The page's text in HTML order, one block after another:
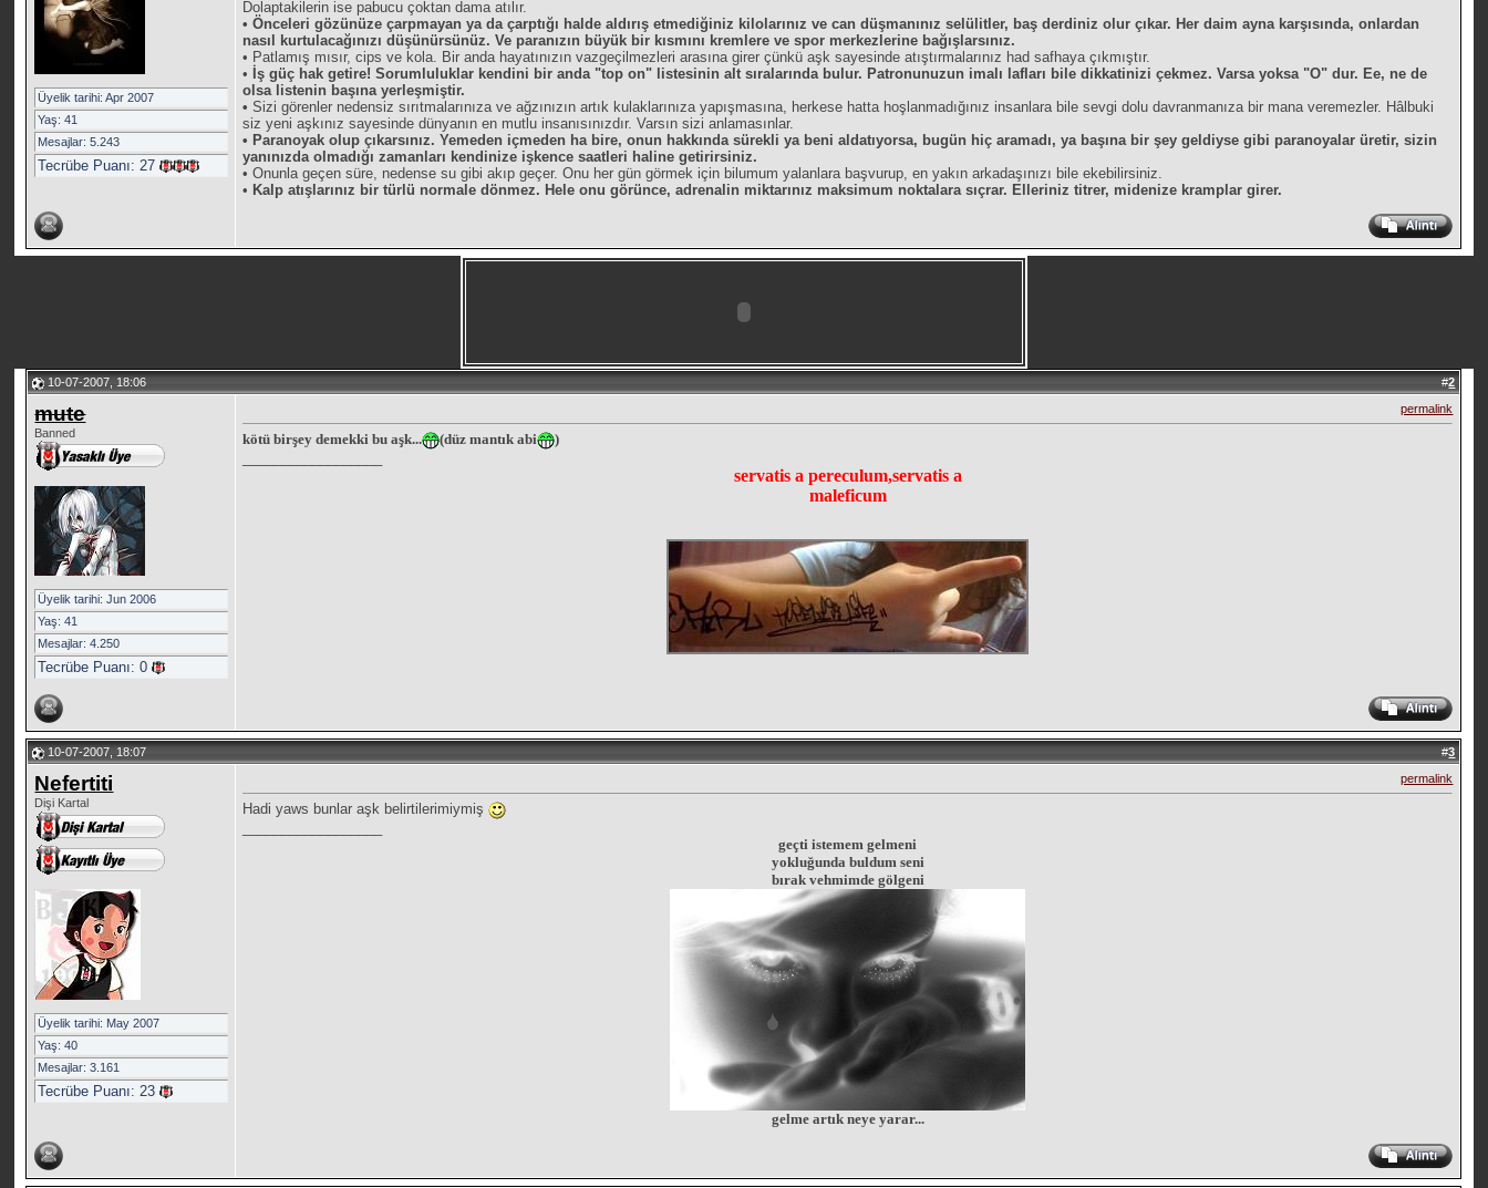
Üyelik tarihi: Apr 2007
Yaş: 41
Mesajlar: 5.243
Tecrübe Puanı:27
Dolaptakilerin ise pabucu çoktan dama atılır.
• Önceleri gözünüze çarpmayan ya da çarptığı halde aldırış etmediğiniz kilolarınız ve can düşmanınız selülitler, baş derdiniz olur çıkar. Her daim ayna karşısında, onlardan
nasıl kurtulacağınızı düşünürsünüz. Ve paranızın büyük bir kısmını kremlere ve spor merkezlerine bağışlarsınız.
• Patlamış mısır, cips ve kola. Bir anda hayatınızın vazgeçilmezleri arasına girer çünkü aşk sayesinde atıştırmalarınız had safhaya çıkmıştır.
• İş güç hak getire! Sorumluluklar kendini bir anda "top on" listesinin alt sıralarında bulur. Patronunuzun imalı lafları bile dikkatinizi çekmez. Varsa yoksa "O" dur. Ee, ne de
olsa listenin başına yerleşmiştir.
• Sizi görenler nedensiz sırıtmalarınıza ve ağzınızın artık kulaklarınıza yapışmasına, herkese hatta hoşlanmadığınız insanlara bile sevgi dolu davranmanıza bir mana veremezler. Hâlbuki
siz yeni aşkınız sayesinde dünyanın en mutlu insanısınızdır. Varsın sizi anlamasınlar.
• Paranoyak olup çıkarsınız. Yemeden içmeden ha bire, onun hakkında sürekli ya beni aldatıyorsa, bugün hiç aramadı, ya başına bir şey geldiyse gibi paranoyalar üretir, sizin
yanınızda olmadığı zamanları kendinize işkence saatleri haline getirirsiniz.
• Onunla geçen süre, nedense su gibi akıp geçer. Onu her gün görmek için bilumum yalanlara başvurup, en yakın arkadaşınızı bile ekebilirsiniz.
• Kalp atışlarınız bir türlü normale dönmez. Hele onu görünce, adrenalin miktarınız maksimum noktalara sıçrar. Elleriniz titrer, midenize kramplar girer.
10-07-2007, 18:06 #2
mute
Banned
Üyelik tarihi: Jun 2006
Yaş: 41
Mesajlar: 4.250
Tecrübe Puanı:0
permalink
kötü birşey demekki bu aşk... (düz mantık abi
)
servatis a pereculum,servatis a
maleficum
10-07-2007, 18:07 #3
Nefertiti
Dişi Kartal
Üyelik tarihi: May 2007
Yaş: 40
Mesajlar: 3.161
Tecrübe Puanı:23
permalink
Hadi yaws bunlar aşk belirtilerimiymiş
geçti istemem gelmeni
yokluğunda buldum seni
bırak vehmimde gölgeni
gelme artık neye yarar...